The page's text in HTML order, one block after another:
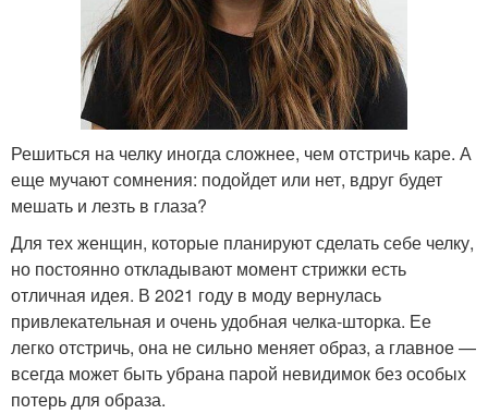
Решиться на челку иногда сложнее, чем отстричь каре. А
еще мучают сомнения: подойдет или нет, вдруг будет
мешать и лезть в глаза?
Для тех женщин, которые планируют сделать себе челку,
но постоянно откладывают момент стрижки есть
отличная идея. В 2021 году в моду вернулась
привлекательная и очень удобная челка-шторка. Ее
легко отстричь, она не сильно меняет образ, а главное —
всегда может быть убрана парой невидимок без особых
потерь для образа.